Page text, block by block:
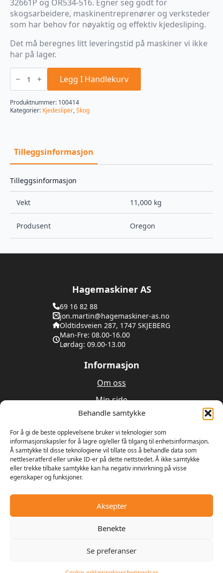
Behandle samtykke
For å gi de beste opplevelsene bruker vi teknologier som
informasjonskapsler for å lagre og/eller få tilgang til enhetsinformasjon.
Å samtykke til disse teknologiene vil tillate oss å behandle data som
nettleseratferd eller unike ID-er på dette nettstedet. Å ikke samtykke
eller trekke tilbake samtykke kan ha negativ innvirkning på visse
egenskaper og funksjoner.
Aksepter
Benekte
Se preferanser
32661P og OR534-516. Egner seg godt for
skogsarbeidere, maskinentreprenører og verksteder
som har behov for nøyaktig og effektiv kjedesliping.
Det må beregnes litt leveringstid på maskiner vi ikke
har på lager.
Kjedesliper
Professional
Hydraulic
Assist
Oregon
antall
Legg I Handlekurv
Produktnummer: 100414
Kategorier: Kjedesliper,Skog
Tilleggsinformasjon
Tilleggsinformasjon
Vekt 11,000 kg
Produsent Oregon
Hagemaskiner AS
69 16 82 88
jon.martin@hagemaskiner-as.no
Oldtidsveien 287, 1747 SKJEBERG
Man-Fre: 08.00-16.00
Lørdag: 09.00-13.00
Informasjon
Om oss
Min side
Utleie
Verksted
Om oss
Våren 1989 bestemte Ulrik Olseng og Dagfinn
av motorsager og gressklippere. Bedriften fikk
navnet Hagemaskiner AS, og lokalene var den gamle
© 2025 - Digipos AS